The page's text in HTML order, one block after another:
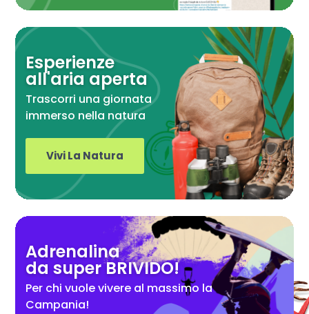
Esperienze
all'aria aperta
Trascorri una giornata
immerso nella natura
Vivi La Natura
Adrenalina
da super BRIVIDO!
Per chi vuole vivere al massimo la
Campania!